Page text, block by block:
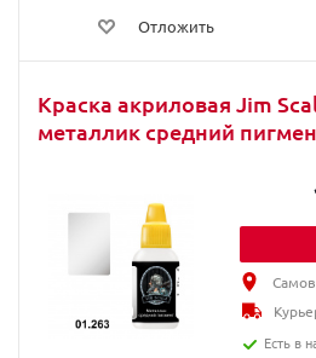
Отложить
Краска акриловая Jim
металлик средний
Есть в